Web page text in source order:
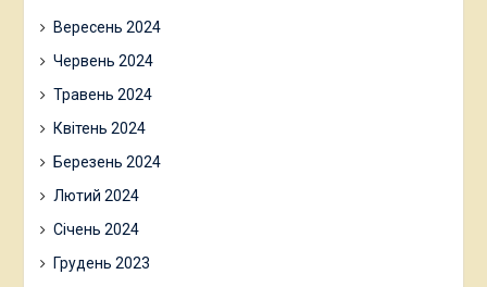
Вересень 2024
Червень 2024
Травень 2024
Квітень 2024
Березень 2024
Лютий 2024
Січень 2024
Грудень 2023